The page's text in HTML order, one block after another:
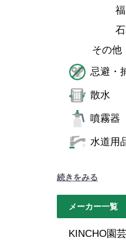
その他
忌避・
散水
噴霧器
水道用
続きをみる
メーカー一覧
KINCHO園芸